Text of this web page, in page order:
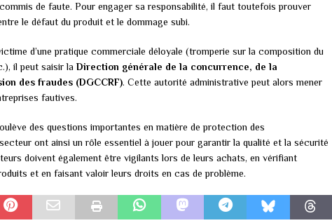
commis de faute. Pour engager sa responsabilité, il faut toutefois prouver
le défaut du produit et le dommage subi.
d’une pratique commerciale déloyale (tromperie sur la composition du
il peut saisir la Direction générale de la concurrence, de la
des fraudes (DGCCRF). Cette autorité administrative peut alors mener
fautives.
des questions importantes en matière de protection des
ont ainsi un rôle essentiel à jouer pour garantir la qualité et la sécurité
doivent également être vigilants lors de leurs achats, en vérifiant
et en faisant valoir leurs droits en cas de problème.